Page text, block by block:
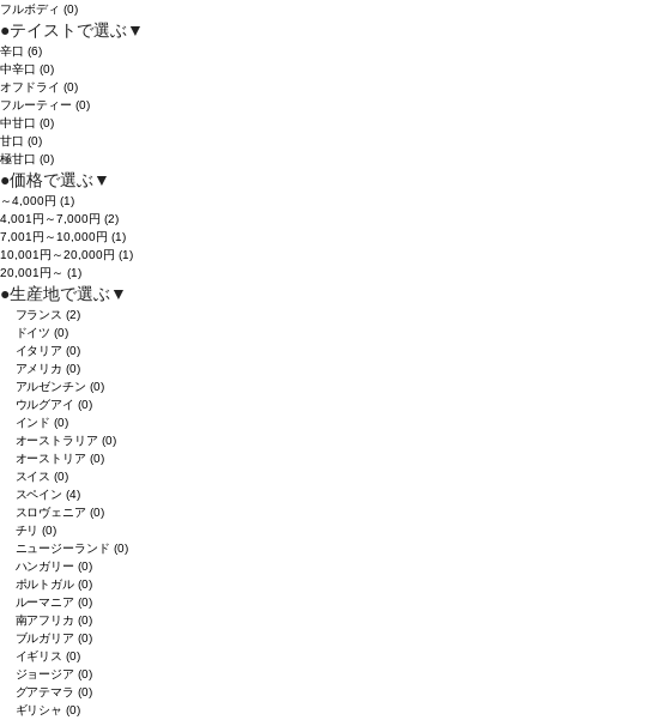
フルボディ (0)
●テイストで選ぶ ▼
辛口 (6)
中辛口 (0)
オフドライ (0)
フルーティー (0)
中甘口 (0)
甘口 (0)
極甘口 (0)
●価格で選ぶ ▼
～4,000円 (1)
4,001円～7,000円 (2)
7,001円～10,000円 (1)
10,001円～20,000円 (1)
20,001円～ (1)
●生産地で選ぶ ▼
フランス(2)
ドイツ(0)
イタリア(0)
アメリカ(0)
アルゼンチン(0)
ウルグアイ(0)
インド(0)
オーストラリア(0)
オーストリア(0)
スイス(0)
スペイン(4)
スロヴェニア(0)
チリ(0)
ニュージーランド(0)
ハンガリー(0)
ポルトガル(0)
ルーマニア(0)
南アフリカ(0)
ブルガリア(0)
イギリス(0)
ジョージア(0)
グアテマラ(0)
ギリシャ(0)